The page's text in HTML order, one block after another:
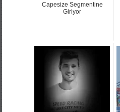
Capesize Segmentine
Giriyor